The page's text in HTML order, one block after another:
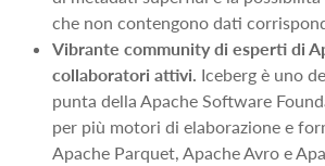
che non contengono dati
Vibrante community di esperti di
collaboratori attivi. Iceberg è uno
punta della Apache Software
per più motori di elaborazione e
Apache Parquet, Apache Avro e